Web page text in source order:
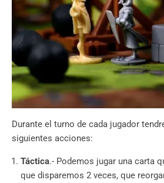
Durante el turno de cada jugador
siguientes acciones:
Táctica.- Podemos jugar una carta
que disparemos 2 veces, que